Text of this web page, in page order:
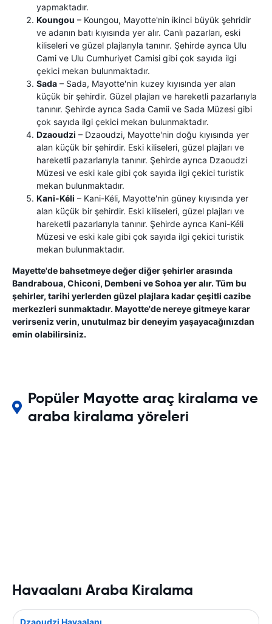
yapmaktadır.
Koungou – Koungou, Mayotte'nin ikinci büyük şehridir
ve adanın batı kıyısında yer alır. Canlı pazarları, eski
kiliseleri ve güzel plajlarıyla tanınır. Şehirde ayrıca Ulu
Cami ve Ulu Cumhuriyet Camisi gibi çok sayıda ilgi
çekici mekan bulunmaktadır.
Sada – Sada, Mayotte'nin kuzey kıyısında yer alan
küçük bir şehirdir. Güzel plajları ve hareketli pazarlarıyla
tanınır. Şehirde ayrıca Sada Camii ve Sada Müzesi gibi
çok sayıda ilgi çekici mekan bulunmaktadır.
Dzaoudzi – Dzaoudzi, Mayotte'nin doğu kıyısında yer
alan küçük bir şehirdir. Eski kiliseleri, güzel plajları ve
hareketli pazarlarıyla tanınır. Şehirde ayrıca Dzaoudzi
Müzesi ve eski kale gibi çok sayıda ilgi çekici turistik
mekan bulunmaktadır.
Kani-Kéli – Kani-Kéli, Mayotte'nin güney kıyısında yer
alan küçük bir şehirdir. Eski kiliseleri, güzel plajları ve
hareketli pazarlarıyla tanınır. Şehirde ayrıca Kani-Kéli
Müzesi ve eski kale gibi çok sayıda ilgi çekici turistik
mekan bulunmaktadır.
Mayette'de bahsetmeye değer diğer şehirler arasında
Bandraboua, Chiconi, Dembeni ve Sohoa yer alır. Tüm bu
şehirler, tarihi yerlerden güzel plajlara kadar çeşitli cazibe
merkezleri sunmaktadır. Mayotte'de nereye gitmeye karar
verirseniz verin, unutulmaz bir deneyim yaşayacağınızdan
emin olabilirsiniz.
Popüler Mayotte araç kiralama ve
araba kiralama yöreleri
Havaalanı Araba Kiralama
Dzaoudzi Havaalanı